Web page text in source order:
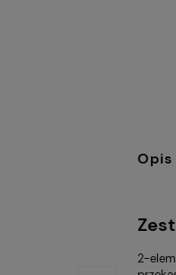
Opis
2-